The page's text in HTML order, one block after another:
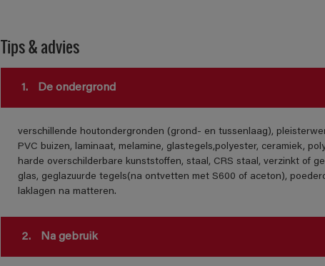
Tips & advies
1. De ondergrond
verschillende houtondergronden (grond- en tussenlaag),
PVC buizen, laminaat, melamine, glastegels,polyester, ceramiek,
harde overschilderbare kunststoffen, staal, CRS staal, verzinkt of
glas, geglazuurde tegels(na ontvetten met S600 of aceton),
laklagen na matteren.
2. Na gebruik